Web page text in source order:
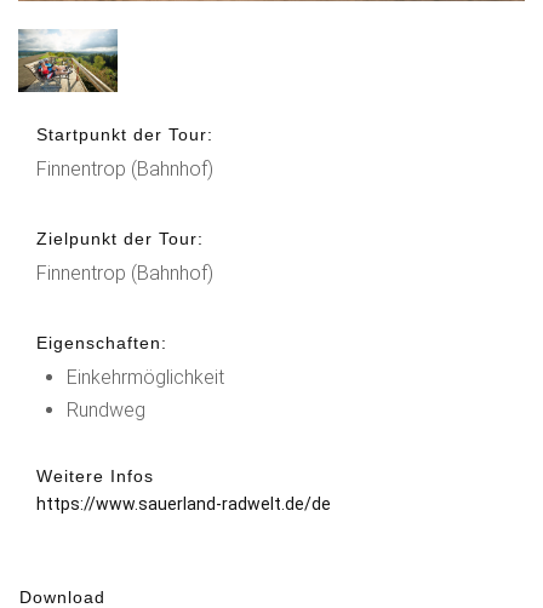
Startpunkt der Tour:
Finnentrop (Bahnhof)
Zielpunkt der Tour:
Finnentrop (Bahnhof)
Eigenschaften:
Einkehrmöglichkeit
Rundweg
Weitere Infos
https://www.sauerland-radwelt.de/de
Download